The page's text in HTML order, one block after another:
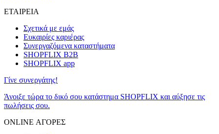
ΕΤΑΙΡΕΙΑ
Σχετικά με εμάς
Ευκαιρίες καριέρας
Συνεργαζόμενα καταστήματα
SHOPFLIX B2B
SHOPFLIX app
Γίνε συνεργάτης!
Άνοιξε τώρα το δικό σου κατάστημα SHOPFLIX και αύξησε τις
πωλήσεις σου.
ONLINE ΑΓΟΡΕΣ